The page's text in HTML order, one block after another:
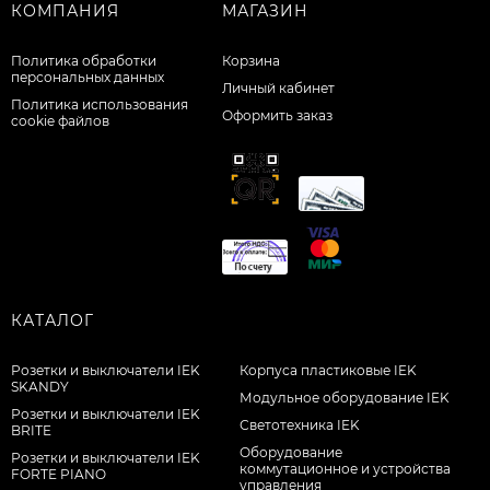
КОМПАНИЯ
Политика обработки
персональных данных
Политика использования
cookie файлов
МАГАЗИН
Корзина
Личный кабинет
Оформить заказ
КАТАЛОГ
Розетки и выключатели IEK
SKANDY
Розетки и выключатели IEK
BRITE
Розетки и выключатели IEK
FORTE PIANO
Корпуса пластиковые IEK
Модульное оборудование IEK
Светотехника IEK
Оборудование
коммутационное и устройства
управления